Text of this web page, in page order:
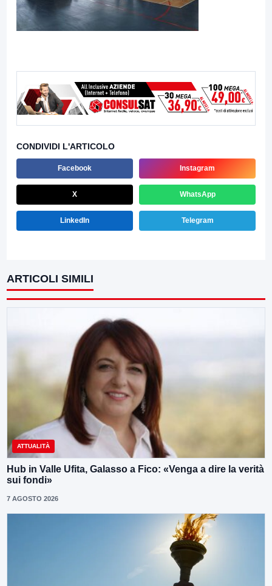
CONDIVIDI L'ARTICOLO
Facebook Instagram
X WhatsApp
LinkedIn Telegram
ARTICOLI SIMILI
ATTUALITÀ
Hub in Valle Ufita, Galasso a Fico: «Venga a dire la verità
sui fondi»
7 AGOSTO 2026